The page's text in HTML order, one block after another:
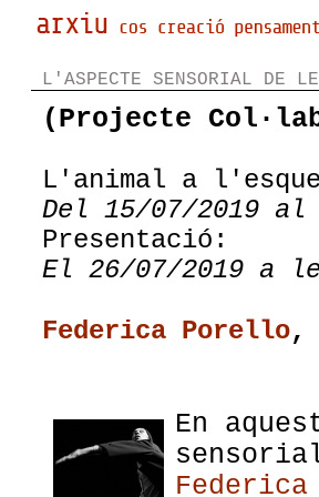
L'ASPECTE SENSORIAL DE
(Projecte
L'animal a
Del 15/07/2019 al
Presentació:
El 26/07/2019 a
Federica Porello,
En